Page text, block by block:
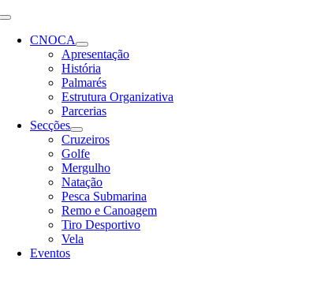
Skip
content
Toggle
NavigationCNOCA
Apresentação
História
Palmarés
Estrutura Organizativa
Parcerias
Secções
Cruzeiros
Golfe
Mergulho
Natação
Pesca Submarina
Remo e Canoagem
Tiro Desportivo
Vela
Eventos